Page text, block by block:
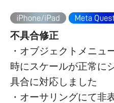
不具合修正
・オブジェクトメニュ
時にスケールが正常に
具合に対応しました
・オーサリングにて非